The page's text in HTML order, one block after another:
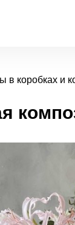
в коробках и